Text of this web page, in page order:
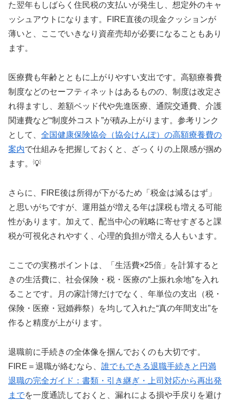
た翌年もしばらく住民税の支払いが発生し、想定外のキャ
ッシュアウトになります。FIRE直後の現金クッションが
薄いと、ここでいきなり資産売却が必要になることもあり
ます。
医療費も年齢とともに上がりやすい支出です。高額療養費
制度などのセーフティネットはあるものの、制度は改定さ
れ得ますし、差額ベッド代や先進医療、通院交通費、介護
関連費など“制度外コスト”が積み上がります。参考リンク
として、 全国健康保険協会（協会けんぽ）の高額療養費の
案内で仕組みを把握しておくと、ざっくりの上限感が掴め
ます。💡
さらに、FIRE後は所得が下がるため「税金は減るはず」
と思いがちですが、運用益が増える年は課税も増える可能
性があります。加えて、配当中心の戦略に寄せすぎると課
税が可視化されやすく、心理的負担が増える人もいます。
ここでの実務ポイントは、「生活費×25倍」を計算すると
きの生活費に、社会保険・税・医療の“上振れ余地”を入れ
ることです。月の家計簿だけでなく、年単位の支出（税・
保険・医療・冠婚葬祭）を均して入れた“真の年間支出”を
作ると精度が上がります。
退職前に手続きの全体像を掴んでおくのも大切です。
FIRE＝退職が絡むなら、 誰でもできる退職手続きと円満
退職の完全ガイド：書類・引き継ぎ・上司対応から再出発
までを一度通読しておくと、漏れによる損や手戻りを避け